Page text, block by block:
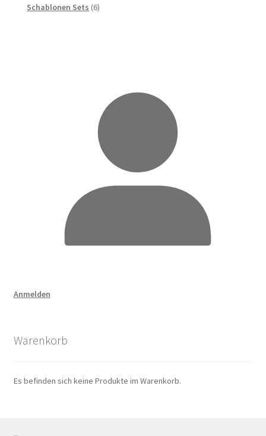
Produkte
Schablonen Sets 66
Anmelden
Warenkorb
Es befinden sich keine Produkte im Warenkorb.